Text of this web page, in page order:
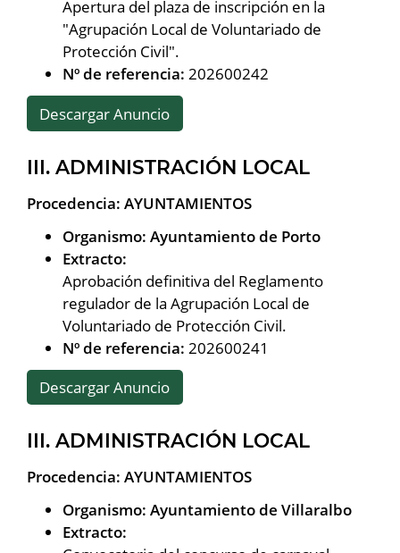
Apertura del plaza de inscripción en la
"Agrupación Local de Voluntariado de
Protección Civil".
Nº de referencia: 202600242
Descargar Anuncio
III. ADMINISTRACIÓN LOCAL
Procedencia: AYUNTAMIENTOS
Organismo: Ayuntamiento de Porto
Extracto:
Aprobación definitiva del Reglamento
regulador de la Agrupación Local de
Voluntariado de Protección Civil.
Nº de referencia: 202600241
Descargar Anuncio
III. ADMINISTRACIÓN LOCAL
Procedencia: AYUNTAMIENTOS
Organismo: Ayuntamiento de Villaralbo
Extracto: